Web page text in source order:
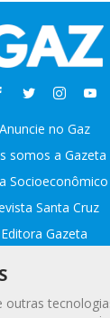
Anuncie no Gaz
somos a Gazeta
Socioeconômico
Santa Cruz
Editora Gazeta
Fale conosco
Webmail
outras